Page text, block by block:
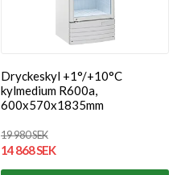
Dryckeskyl +1°/+10°C
kylmedium R600a,
600x570x1835mm
19 980 SEK
14 868 SEK